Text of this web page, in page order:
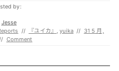
by:
Jesse
// 『ユイカ』 ,yuika // 31 5 月,
Comment